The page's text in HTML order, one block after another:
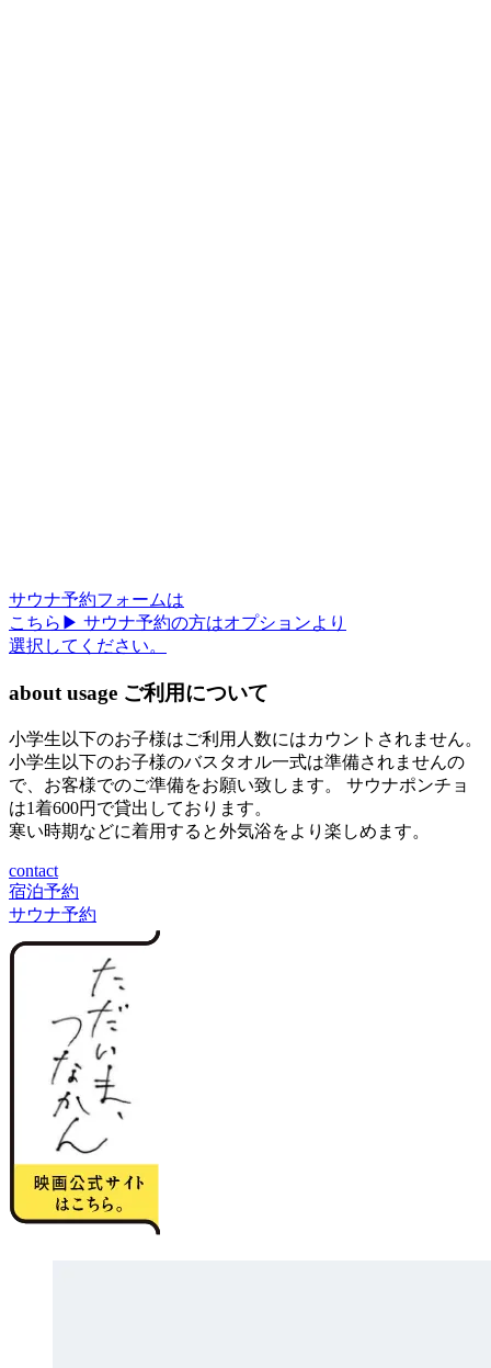
サウナ予約フォームは
こちら▶︎ サウナ予約の方はオプションより
選択してください。
about usage ご利用について
小学生以下のお子様はご利用人数にはカウントされません。
小学生以下のお子様のバスタオル一式は準備されませんの
で、お客様でのご準備をお願い致します。
サウナポンチョ
は1着600円で貸出しております。
寒い時期などに着用すると外気浴をより楽しめます。
contact
宿泊予約
サウナ予約